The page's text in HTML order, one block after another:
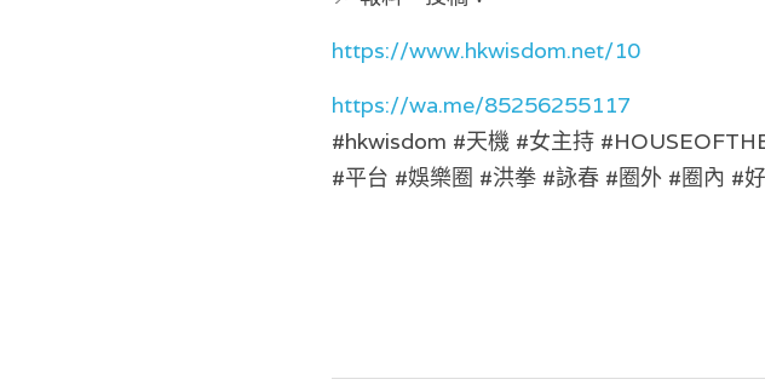
https://www.hkwisdom.net/10
https://wa.me/85256255117
#hkwisdom #天機 #女主持
#平台 #娛樂圈 #洪拳 #詠春 #圈外 #圈內 #